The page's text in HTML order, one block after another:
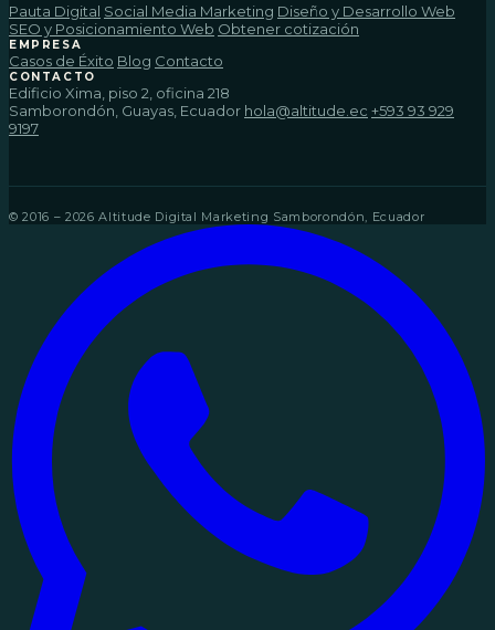
Pauta Digital Social Media Marketing Diseño y Desarrollo Web
SEO y Posicionamiento Web Obtener cotización
EMPRESA
Casos de Éxito Blog Contacto
CONTACTO
Edificio Xima, piso 2, oficina 218
Samborondón, Guayas, Ecuador hola@altitude.ec +593 93 929
9197
© 2016 – 2026 Altitude Digital Marketing Samborondón, Ecuador